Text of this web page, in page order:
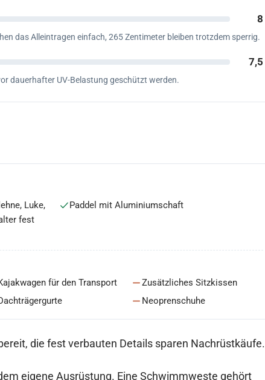
8
das Alleintragen einfach, 265 Zentimeter bleiben trotzdem sperrig.
7,5
dauerhafter UV-Belastung geschützt werden.
Luke,
fest
Paddel mit Aluminiumschaft
für den Transport
Zusätzliches Sitzkissen
Neoprenschuhe
die fest verbauten Details sparen Nachrüstkäufe.
eigene Ausrüstung. Eine Schwimmweste gehört